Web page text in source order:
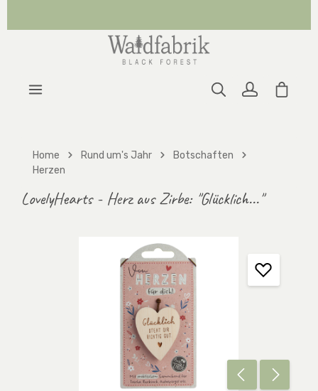
Home Rund um's Jahr
Botschaften
Herzen
LovelyHearts - Herz aus Zirbe: "Glücklich..."